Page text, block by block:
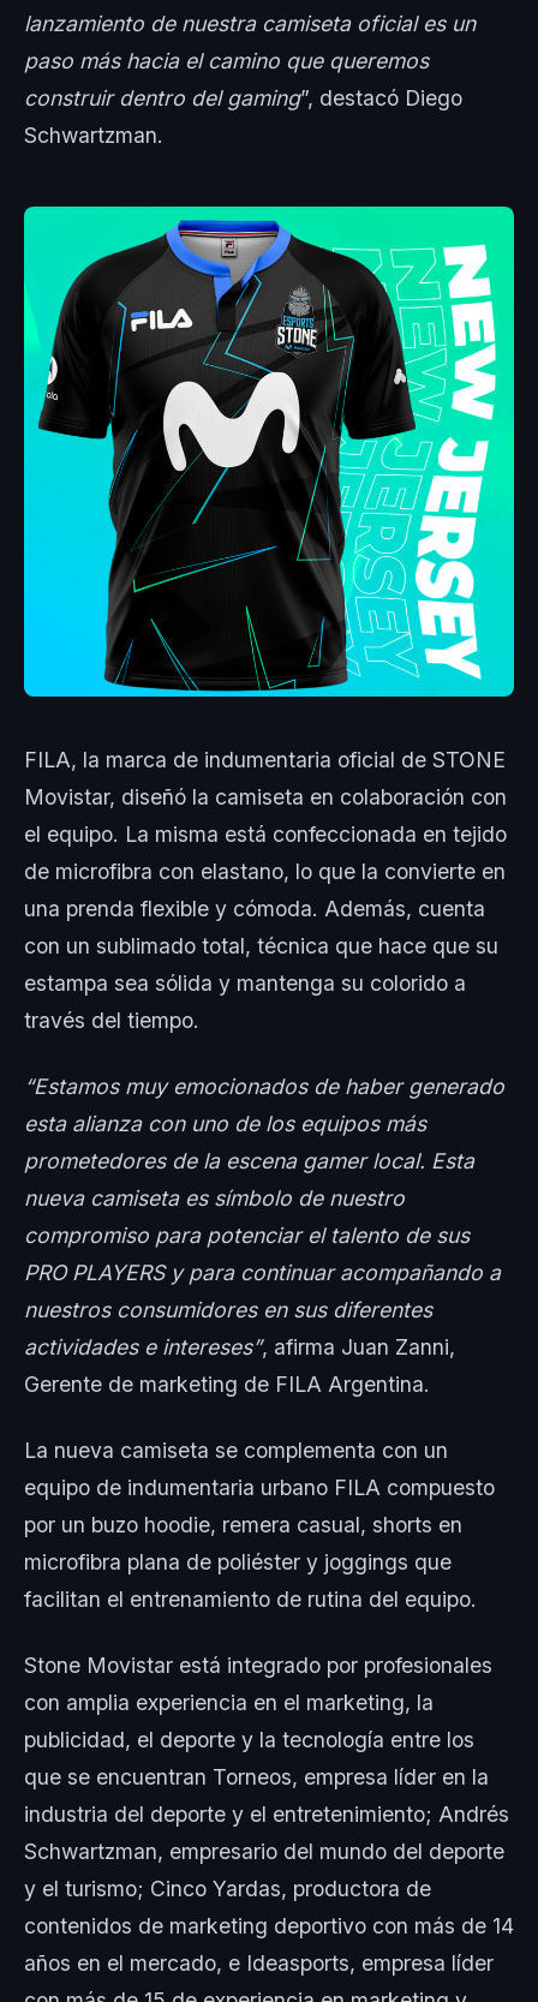
lanzamiento de nuestra camiseta oficial es un
paso más hacia el camino que queremos
construir dentro del gaming”, destacó Diego
Schwartzman.
FILA, la marca de indumentaria oficial de STONE
Movistar, diseñó la camiseta en colaboración con
el equipo. La misma está confeccionada en tejido
de microfibra con elastano, lo que la convierte en
una prenda flexible y cómoda. Además, cuenta
con un sublimado total, técnica que hace que su
estampa sea sólida y mantenga su colorido a
través del tiempo.
“Estamos muy emocionados de haber generado
esta alianza con uno de los equipos más
prometedores de la escena gamer local. Esta
nueva camiseta es símbolo de nuestro
compromiso para potenciar el talento de sus
PRO PLAYERS y para continuar acompañando a
nuestros consumidores en sus diferentes
actividades e intereses”, afirma Juan Zanni,
Gerente de marketing de FILA Argentina.
La nueva camiseta se complementa con un
equipo de indumentaria urbano FILA compuesto
por un buzo hoodie, remera casual, shorts en
microfibra plana de poliéster y joggings que
facilitan el entrenamiento de rutina del equipo.
Stone Movistar está integrado por profesionales
con amplia experiencia en el marketing, la
publicidad, el deporte y la tecnología entre los
que se encuentran Torneos, empresa líder en la
industria del deporte y el entretenimiento; Andrés
Schwartzman, empresario del mundo del deporte
y el turismo; Cinco Yardas, productora de
contenidos de marketing deportivo con más de 14
años en el mercado, e Ideasports, empresa líder